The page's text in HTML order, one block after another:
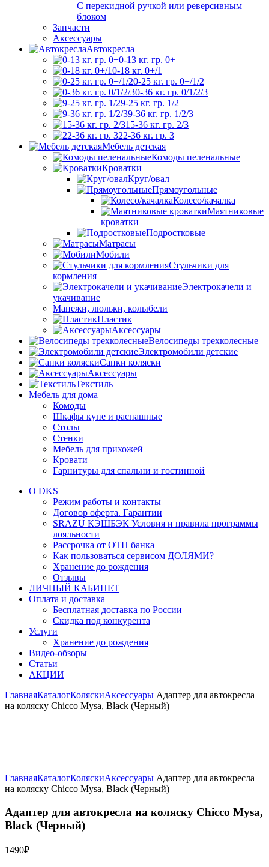
С перекидной ручкой или реверсивным
блоком
Запчасти
Аксессуары
Автокресла
0-13 кг. гр. 0+
0-18 кг. 0+/1
0-25 кг. гр. 0+/1/2
0-36 кг. гр. 0/1/2/3
9-25 кг. гр. 1/2
9-36 кг. гр. 1/2/3
15-36 кг. гр. 2/3
22-36 кг. гр. 3
Мебель детская
Комоды пеленальные
Кроватки
Круг/овал
Прямоугольные
Колесо/качалка
Маятниковые
кроватки
Подростковые
Матрасы
Мобили
Стульчики для
кормления
Электрокачели и
укачивание
Манежи, люльки, колыбели
Пластик
Аксессуары
Велосипеды трехколесные
Электромобили детские
Санки коляски
Аксессуары
Текстиль
Мебель для дома
Комоды
Шкафы купе и распашные
Столы
Стенки
Мебель для прихожей
Кровати
Гарнитуры для спальни и гостинной
О DKS
Режим работы и контакты
Договор оферта. Гарантии
SRAZU КЭШБЭК Условия и правила программы
лояльности
Рассрочка от ОТП банка
Как пользоваться сервисом ДОЛЯМИ?
Хранение до рождения
Отзывы
ЛИЧНЫЙ КАБИНЕТ
Оплата и доставка
Бесплатная доставка по России
Скидка под конкурента
Услуги
Хранение до рождения
Видео-обзоры
Статьи
АКЦИИ
ГлавнаяКаталогКоляскиАксессуары Адаптер для автокресла
на коляску Chicco Mysa, Black (Черный)
ГлавнаяКаталогКоляскиАксессуары Адаптер для автокресла
на коляску Chicco Mysa, Black (Черный)
Адаптер для автокресла на коляску Chicco Mysa,
Black (Черный)
1490₽